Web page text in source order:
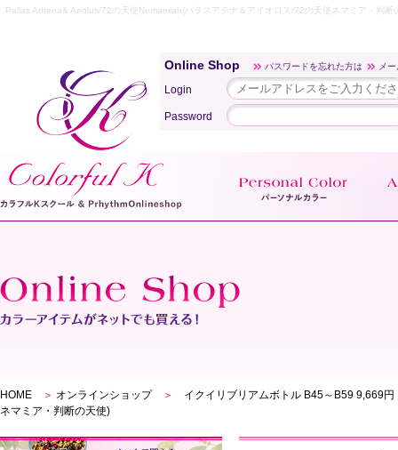
Pallas Athena& Aeolus/72の天使Nemamiah(パラスアテナ＆アイオロス/72の天使ネマミア・判
Online Shop パスワードを忘れた方は メ
Login
Password
HOME ＞ オンラインショップ ＞
イクイリブリアムボトル B45～B59 9,669円
ネマミア・判断の天使)